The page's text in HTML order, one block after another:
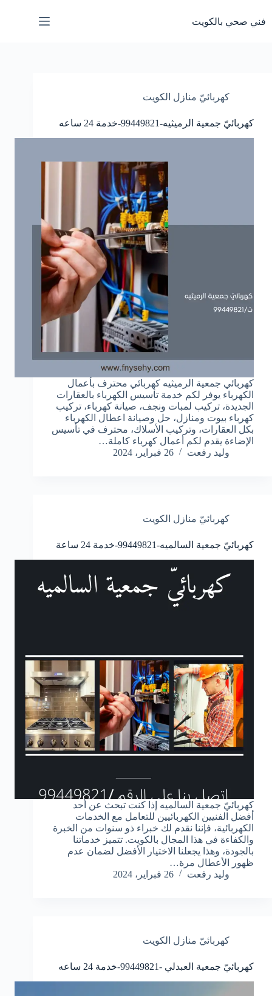
إلى
المحتوى
فني صحي بالكويت
كهربائيّ منازل الكويت
كهربائيّ جمعية الرميثيه-99449821-خدمة 24 ساعه
كهربائي جمعية الرميثيه كهربائي محترف بأعمال
الكهرباء يوفر لكم خدمة تأسيس الكهرباء بالعقارات
الجديدة، تركيب لمبات ونجف، صيانة كهرباء، تركيب
كهرباء بيوت ومنازل، حل وصيانة اعطال الكهرباء
بكل العقارات، وتركيب الأسلاك، محترف في تأسيس
الإضاءة يقدم لكم أعمال كهرباء كاملة…
وليد رفعت
26 فبراير، 2024
كهربائيّ منازل الكويت
كهربائيّ جمعية السالميه-99449821-خدمة 24 ساعة
كهربائيّ جمعية السالميه إذا كنت تبحث عن أحد
أفضل الفنيين الكهربائيين للتعامل مع الخدمات
الكهربائية، فإننا نقدم لك خبراء ذو سنوات من الخبرة
والكفاءة في هذا المجال بالكويت. تتميز خدماتنا
بالجودة، وهذا يجعلنا الاختيار الأفضل لضمان عدم
ظهور الأعطال مرة…
وليد رفعت
26 فبراير، 2024
كهربائيّ منازل الكويت
كهربائيّ جمعية العبدلي -99449821-خدمة 24 ساعه